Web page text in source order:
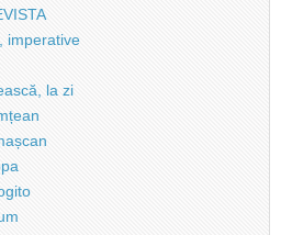
imperative
la zi